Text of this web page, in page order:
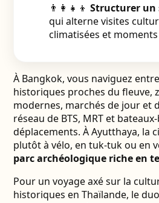
👨‍👩‍👧‍👦 Structurer un
qui alterne visites
climatisées et
À Bangkok, vous naviguez
historiques proches du fleuve,
modernes, marchés de jour et
réseau de BTS, MRT et
déplacements. À Ayutthaya, la
plutôt à vélo, en tuk-tuk ou en
parc archéologique riche en
Pour un voyage axé sur la
historiques en Thaïlande, le